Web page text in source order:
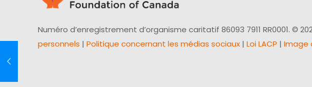
Numéro d’enregistrement d’organisme caritatif 86093 7911 RR0001. ©
personnels | Politique concernant les médias sociaux | Loi LACP | Image